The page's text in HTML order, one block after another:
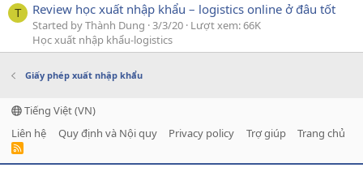
T Review học xuất nhập khẩu – logistics online ở đâu tốt
Started by Thành Dung 3/3/20 Lượt xem: 66K
Học xuất nhập khẩu-logistics
Giấy phép xuất nhập khẩu
Tiếng Việt (VN)
Liên hệ
Quy định và Nội quy Privacy policy Trợ giúp Trang chủ
R